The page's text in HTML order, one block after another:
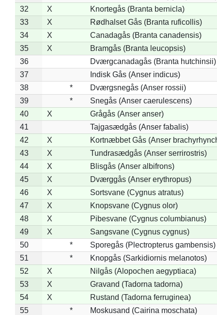
32
X
Knortegås (Branta bernicla)
33
X
Rødhalset Gås (Branta ruficollis)
34
X
Canadagås (Branta canadensis)
35
X
Bramgås (Branta leucopsis)
36
Dværgcanadagås (Branta hutchinsii)
37
Indisk Gås (Anser indicus)
38
*
Dværgsnegås (Anser rossii)
39
*
Snegås (Anser caerulescens)
40
X
Grågås (Anser anser)
41
Tajgasædgås (Anser fabalis)
42
X
Kortnæbbet Gås (Anser
43
X
Tundrasædgås (Anser serrirostris)
44
X
Blisgås (Anser albifrons)
45
X
Dværggås (Anser erythropus)
46
X
Sortsvane (Cygnus atratus)
47
X
Knopsvane (Cygnus olor)
48
X
Pibesvane (Cygnus columbianus)
49
X
Sangsvane (Cygnus cygnus)
50
*
Sporegås (Plectropterus gambensis)
51
*
Knopgås (Sarkidiornis melanotos)
52
X
Nilgås (Alopochen aegyptiaca)
53
X
Gravand (Tadorna tadorna)
54
X
Rustand (Tadorna ferruginea)
55
*
Moskusand (Cairina moschata)